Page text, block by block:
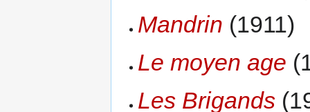
Mandrin (1911)
Le moyen age
Les Brigands